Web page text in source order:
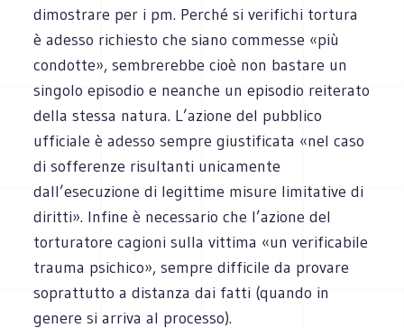
dimostrare per i pm. Perché si verifichi tortura
è adesso richiesto che siano commesse «più
condotte», sembrerebbe cioè non bastare un
singolo episodio e neanche un episodio reiterato
della stessa natura. L’azione del pubblico
ufficiale è adesso sempre giustificata «nel caso
di sofferenze risultanti unicamente
dall’esecuzione di legittime misure limitative di
diritti». Infine è necessario che l’azione del
torturatore cagioni sulla vittima «un verificabile
trauma psichico», sempre difficile da provare
soprattutto a distanza dai fatti (quando in
genere si arriva al processo).